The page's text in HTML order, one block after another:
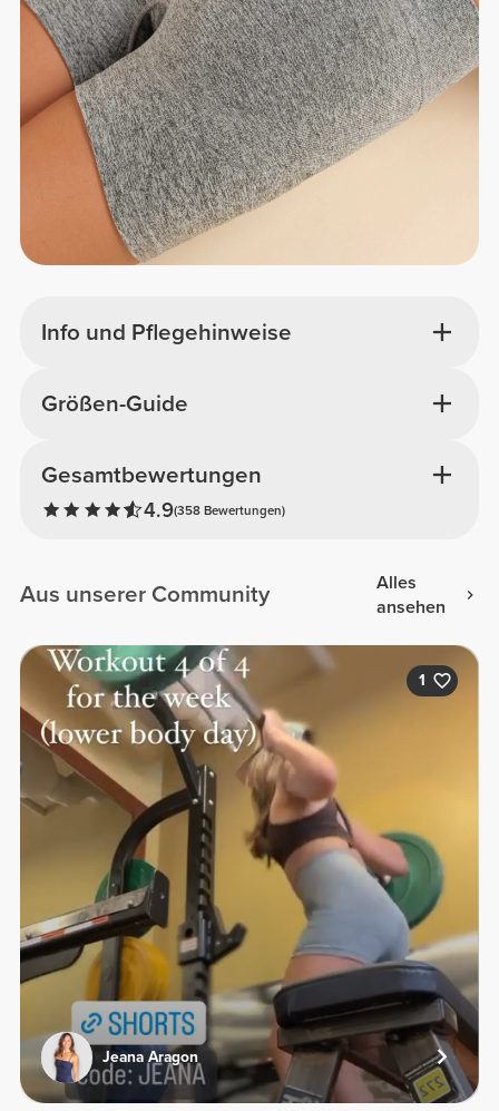
Info und Pflegehinweise
Gesamtbewertungen
4.9(358 Bewertungen)
Größen-Guide
Aus unserer Community
Alles
ansehen
1
Jeana Aragon